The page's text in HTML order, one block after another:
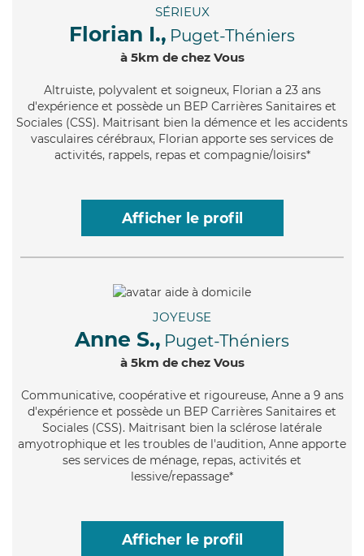
SÉRIEUX
Florian I., Puget-Théniers
à 5km de chez Vous
Altruiste, polyvalent et soigneux, Florian a 23 ans
d'expérience et possède un BEP Carrières Sanitaires et
Sociales (CSS). Maitrisant bien la démence et les accidents
vasculaires cérébraux, Florian apporte ses services de
activités, rappels, repas et compagnie/loisirs*
Afficher le profil
JOYEUSE
Anne S., Puget-Théniers
à 5km de chez Vous
Communicative, coopérative et rigoureuse, Anne a 9 ans
d'expérience et possède un BEP Carrières Sanitaires et
Sociales (CSS). Maitrisant bien la sclérose latérale
amyotrophique et les troubles de l'audition, Anne apporte
ses services de ménage, repas, activités et
lessive/repassage*
Afficher le profil